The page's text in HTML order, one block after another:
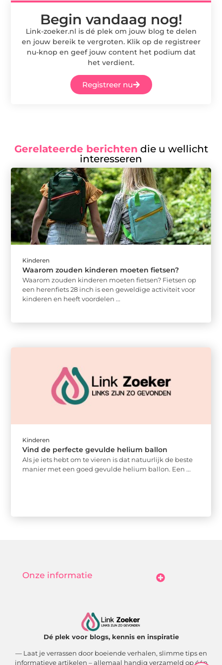
Begin vandaag nog!
Link-zoeker.nl is dé plek om jouw blog te delen
en jouw bereik te vergroten. Klik op de registreer
nu-knop en geef jouw content het podium dat
het verdient.
Registreer nu
Gerelateerde berichten die u wellicht
interesseren
Kinderen
Waarom zouden kinderen moeten fietsen?
Waarom zouden kinderen moeten fietsen? Fietsen op
een herenfiets 28 inch is een geweldige activiteit voor
kinderen en heeft voordelen ...
Kinderen
Vind de perfecte gevulde helium ballon
Als je iets hebt om te vieren is dat natuurlijk de beste
manier met een goed gevulde helium ballon. Een ...
Dé plek voor blogs, kennis en inspiratie
— Laat je verrassen door boeiende verhalen, slimme tips en
informatieve artikelen – allemaal handig verzameld op één
Onze informatie